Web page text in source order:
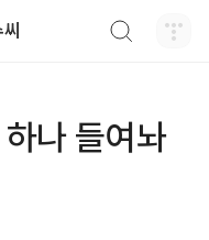
나 들여놔